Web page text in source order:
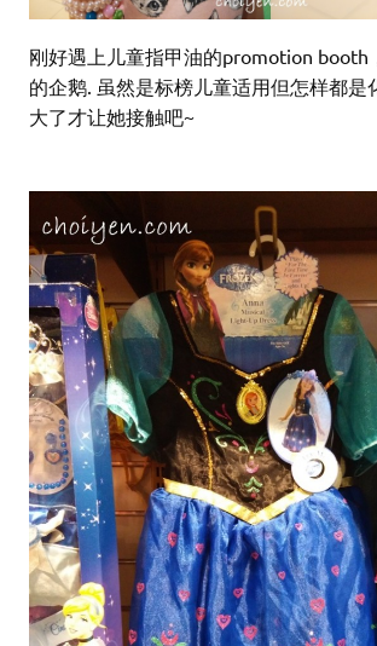
刚好遇上儿童指甲油的promotion booth
的企鹅. 虽然是标榜儿童适用但怎样都是
大了才让她接触吧~